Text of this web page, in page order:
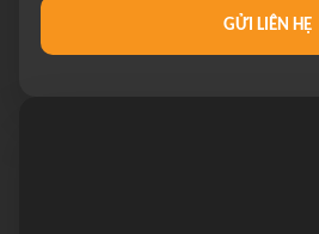
GỬI LIÊN HỆ